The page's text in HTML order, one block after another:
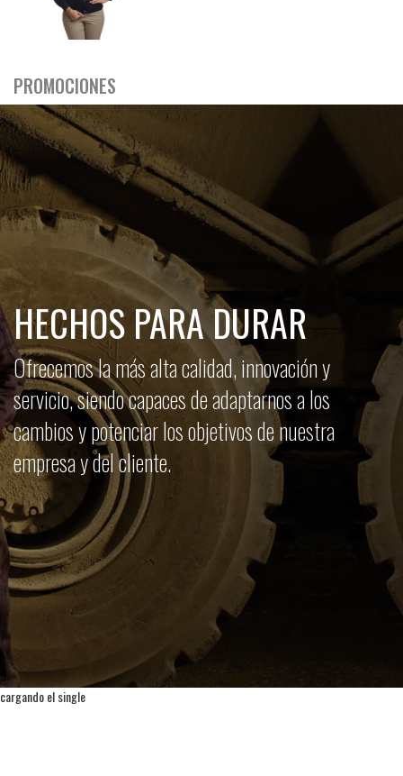
PROMOCIONES
HECHOS PARA DURAR
Ofrecemos la más alta calidad, innovación y
servicio, siendo capaces de adaptarnos a los
cambios y potenciar los objetivos de nuestra
empresa y del cliente.
cargando el single